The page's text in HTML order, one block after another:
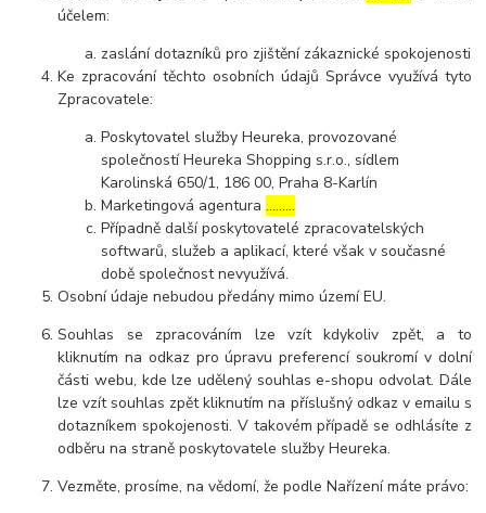
účelem:
zaslání dotazníků pro zjištění zákaznické spokojenosti
Ke zpracování těchto osobních údajů Správce využívá tyto
Zpracovatele:
Poskytovatel služby Heureka, provozované
společností Heureka Shopping s.r.o., sídlem
Karolinská 650/1, 186 00, Praha 8-Karlín
Marketingová agentura………
Případně další poskytovatelé zpracovatelských
softwarů, služeb a aplikací, které však v současné
době společnost nevyužívá.
Osobní údaje nebudou předány mimo území EU.
Souhlas se zpracováním lze vzít kdykoliv zpět, a to
kliknutím na odkaz pro úpravu preferencí soukromí v dolní
části webu, kde lze udělený souhlas e-shopu odvolat. Dále
lze vzít souhlas zpět kliknutím na příslušný odkaz v emailu s
dotazníkem spokojenosti. V takovém případě se odhlásíte z
odběru na straně poskytovatele služby Heureka.
Vezměte, prosíme, na vědomí, že podle Nařízení máte právo: